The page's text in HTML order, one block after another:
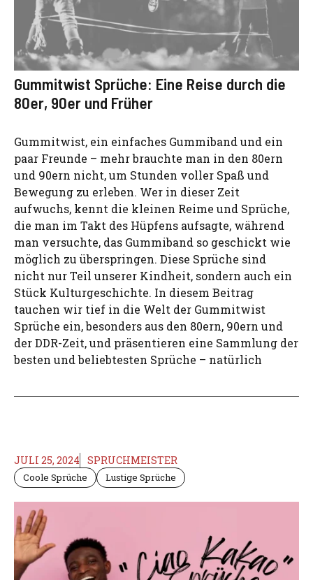
Gummitwist Sprüche: Eine Reise durch die
80er, 90er und Früher
Gummitwist, ein einfaches Gummiband und ein
paar Freunde – mehr brauchte man in den 80ern
und 90ern nicht, um Stunden voller Spaß und
Bewegung zu erleben. Wer in dieser Zeit
aufwuchs, kennt die kleinen Reime und Sprüche,
die man im Takt des Hüpfens aufsagte, während
man versuchte, das Gummiband so geschickt wie
möglich zu überspringen. Diese Sprüche sind
nicht nur Teil unserer Kindheit, sondern auch ein
Stück Kulturgeschichte. In diesem Beitrag
tauchen wir tief in die Welt der Gummitwist
Sprüche ein, besonders aus den 80ern, 90ern und
der DDR-Zeit, und präsentieren eine Sammlung der
besten und beliebtesten Sprüche – natürlich
JULI 25, 2024 SPRUCHMEISTER
Coole Sprüche Lustige Sprüche